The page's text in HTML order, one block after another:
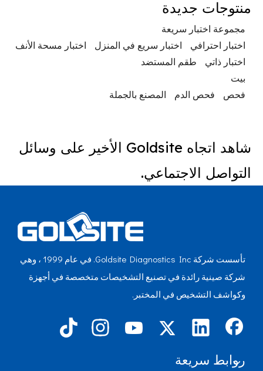
منتوجات جديدة
مجموعة اختبار سريعة
اختبار احترافي
اختبار سريع في المنزل
اختبار مسحة الأنف
اختبار ذاتي
طقم المستضد
بيت
فحص
فحص الدم المصنع بالجملة
شاهد اتجاه Goldsite الأخير على وسائل
التواصل الاجتماعي.
تأسست شركة Goldsite Diagnostics Inc. في عام 1999 ، وهي
شركة صينية رائدة في تصنيع التشخيصات متخصصة في أجهزة
وكواشف التشخيص في المختبر.
روابط سريعة